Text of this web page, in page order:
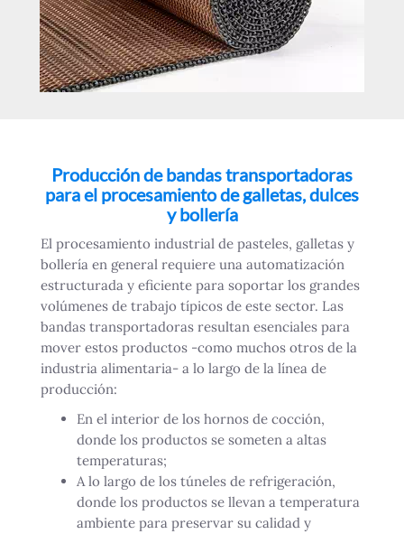
Producción de bandas transportadoras
para el procesamiento de galletas, dulces
y bollería
El procesamiento industrial de pasteles, galletas y
bollería en general requiere una automatización
estructurada y eficiente para soportar los grandes
volúmenes de trabajo típicos de este sector. Las
bandas transportadoras resultan esenciales para
mover estos productos -como muchos otros de la
industria alimentaria- a lo largo de la línea de
producción:
En el interior de los hornos de cocción,
donde los productos se someten a altas
temperaturas;
A lo largo de los túneles de refrigeración,
donde los productos se llevan a temperatura
ambiente para preservar su calidad y